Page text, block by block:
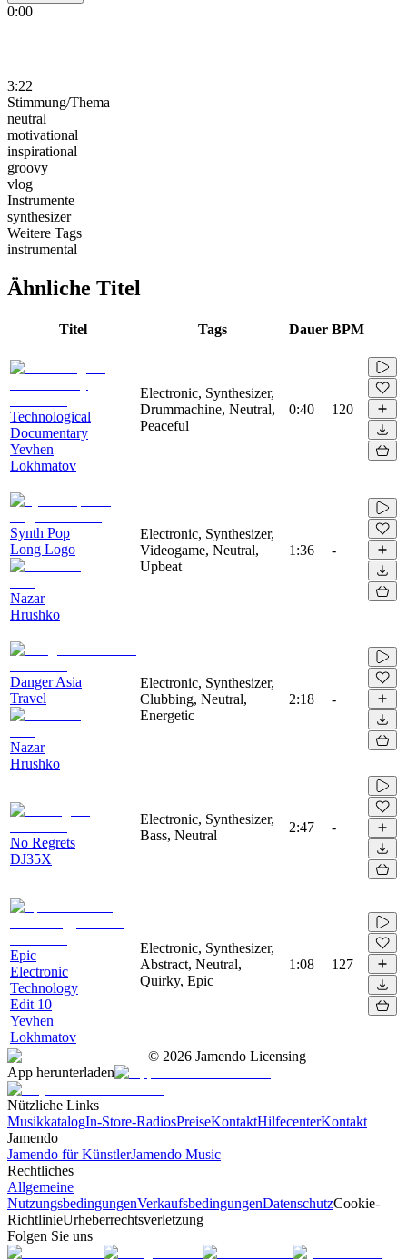
0:00
3:22
Stimmung/Thema
neutral
motivational
inspirational
groovy
vlog
Instrumente
synthesizer
Weitere Tags
instrumental
Ähnliche Titel
Titel Tags Dauer BPM
Technological
Documentary
Yevhen
Lokhmatov
Electronic, Synthesizer,
Drummachine, Neutral,
Peaceful
0:40 120
Synth Pop
Long Logo
Nazar
Hrushko
Electronic, Synthesizer,
Videogame, Neutral,
Upbeat
1:36 -
Danger Asia
Travel
Nazar
Hrushko
Electronic, Synthesizer,
Clubbing, Neutral,
Energetic
2:18 -
No Regrets
DJ35X
Electronic, Synthesizer,
Bass, Neutral
2:47 -
Epic
Electronic
Technology
Edit 10
Yevhen
Lokhmatov
Electronic, Synthesizer,
Abstract, Neutral,
Quirky, Epic
1:08 127
© 2026 Jamendo Licensing
App herunterladen
Nützliche Links
MusikkatalogIn-Store-RadiosPreiseKontaktHilfecenterKontakt
Jamendo
Jamendo für KünstlerJamendo Music
Rechtliches
Allgemeine
NutzungsbedingungenVerkaufsbedingungenDatenschutzCookie-
RichtlinieUrheberrechtsverletzung
Folgen Sie uns